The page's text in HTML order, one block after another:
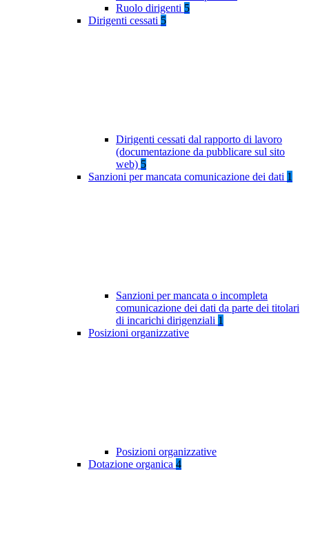
Ruolo dirigenti 5
Dirigenti cessati 5
Dirigenti cessati dal rapporto di lavoro
(documentazione da pubblicare sul sito
web) 5
Sanzioni per mancata comunicazione dei dati 1
Sanzioni per mancata o incompleta
comunicazione dei dati da parte dei titolari
di incarichi dirigenziali 1
Posizioni organizzative
Posizioni organizzative
Dotazione organica 4